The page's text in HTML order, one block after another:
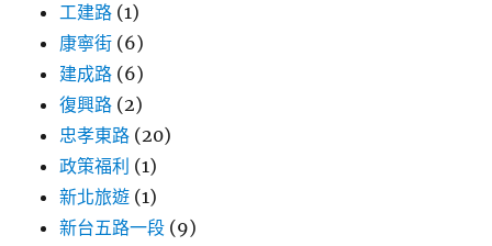
工建路 (1)
康寧街 (6)
建成路 (6)
復興路 (2)
忠孝東路 (20)
政策福利 (1)
新北旅遊 (1)
新台五路一段 (9)